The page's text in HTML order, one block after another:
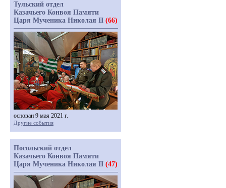
Тульский отдел
Казачьего Конвоя Памяти
Царя Мученика Николая II (66)
основан 9 мая 2021 г.
Другие события
Посольский отдел
Казачьего Конвоя Памяти
Царя Мученика Николая II (47)